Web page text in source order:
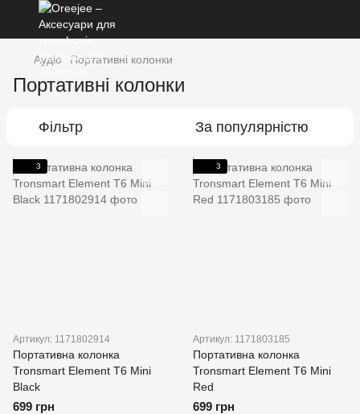
Аудіо Портативні колонки
Портативні колонки
Фільтр За популярністю
3
Артикул: 1171802914
Портативна колонка
Tronsmart Element T6 Mini
Black
699 грн
3
Артикул: 1171803185
Портативна колонка
Tronsmart Element T6 Mini
Red
699 грн